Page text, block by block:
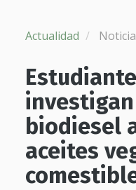
Actualidad Noticia
biodiesel
aceites